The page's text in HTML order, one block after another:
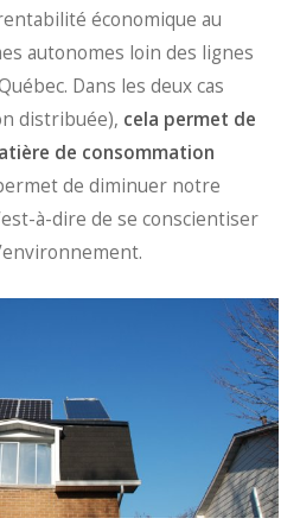
économique au
autonomes loin des lignes
Dans les deux cas
distribuée), cela permet de
de consommation
de diminuer notre
à-dire de se conscientiser